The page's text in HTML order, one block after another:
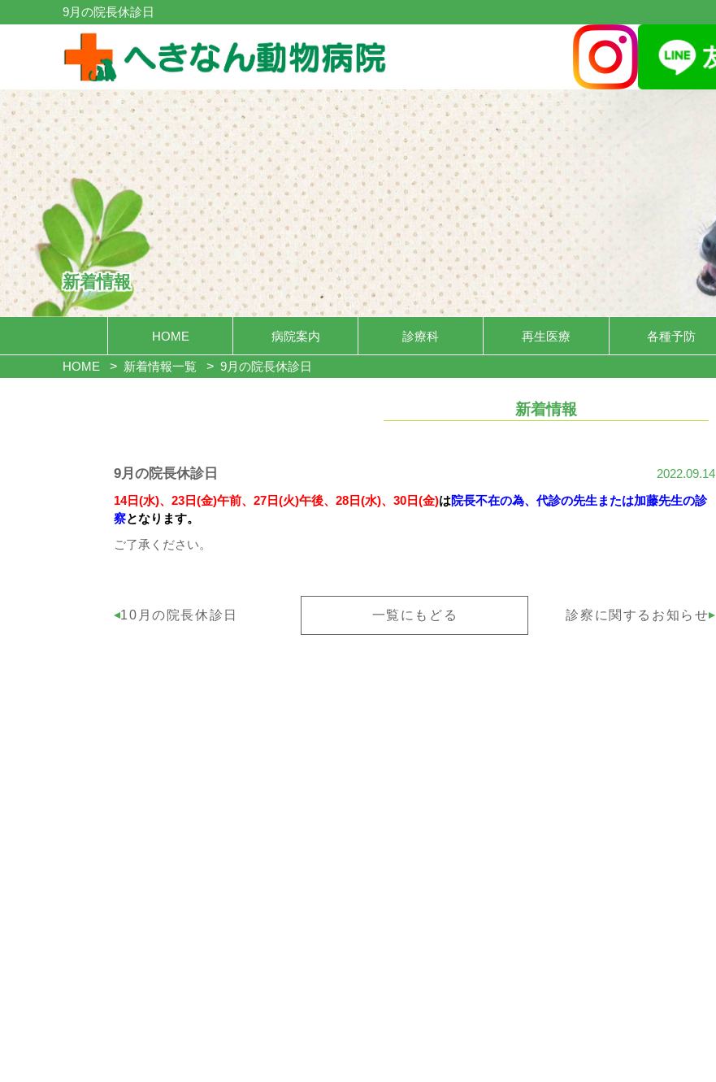
9月の院長休診日
新着情報
HOME 病院案内 診療科 再生医療 各種予防
HOME 新着情報一覧 9月の院長休診日
新着情報
9月の院長休診日
2022.09.14
14日(水)、23日(金)午前、27日(火)午後、28日(水)、30日(金)は院長不在の為、代診の先生または加藤先生の診
察となります。
ご了承ください。
10月の院長休診日 一覧にもどる 診察に関するお知らせ